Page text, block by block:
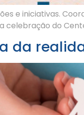
e iniciativas.
do
da